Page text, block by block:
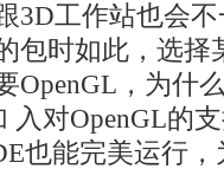
3D工作站也会
包时如此，选择
OpenGL，为什
入对OpenGL的
也能完美运行